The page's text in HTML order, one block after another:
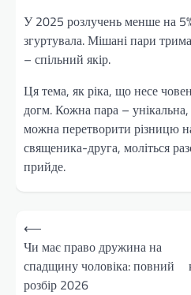
У 2025 розлучень менше на
згуртувала. Мішані пари
– спільний якір.
Ця тема, як ріка, що несе
догм. Кожна пара –
можна перетворити різницю
священика-друга, моліться
прийде.
Навігація
записів
⟵
Чи має право дружина на
спадщину чоловіка: повний
розбір 2026